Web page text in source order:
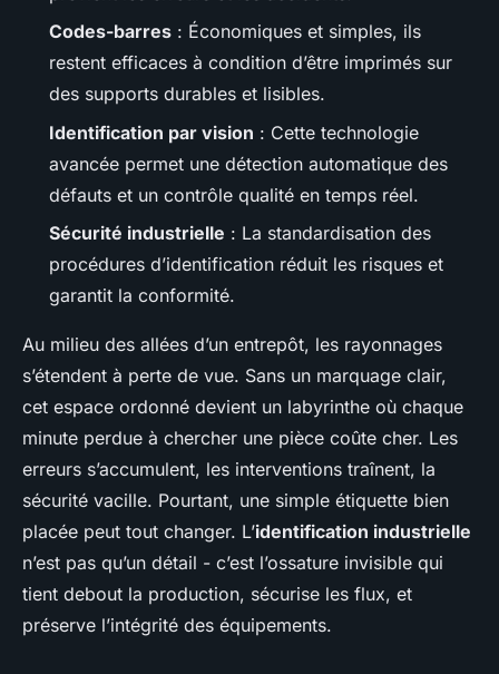
Codes-barres : Économiques et simples, ils
restent efficaces à condition d’être imprimés sur
des supports durables et lisibles.
Identification par vision : Cette technologie
avancée permet une détection automatique des
défauts et un contrôle qualité en temps réel.
Sécurité industrielle : La standardisation des
procédures d’identification réduit les risques et
garantit la conformité.
Au milieu des allées d’un entrepôt, les rayonnages
s’étendent à perte de vue. Sans un marquage clair,
cet espace ordonné devient un labyrinthe où chaque
minute perdue à chercher une pièce coûte cher. Les
erreurs s’accumulent, les interventions traînent, la
sécurité vacille. Pourtant, une simple étiquette bien
placée peut tout changer. L’identification industrielle
n’est pas qu’un détail - c’est l’ossature invisible qui
tient debout la production, sécurise les flux, et
préserve l’intégrité des équipements.